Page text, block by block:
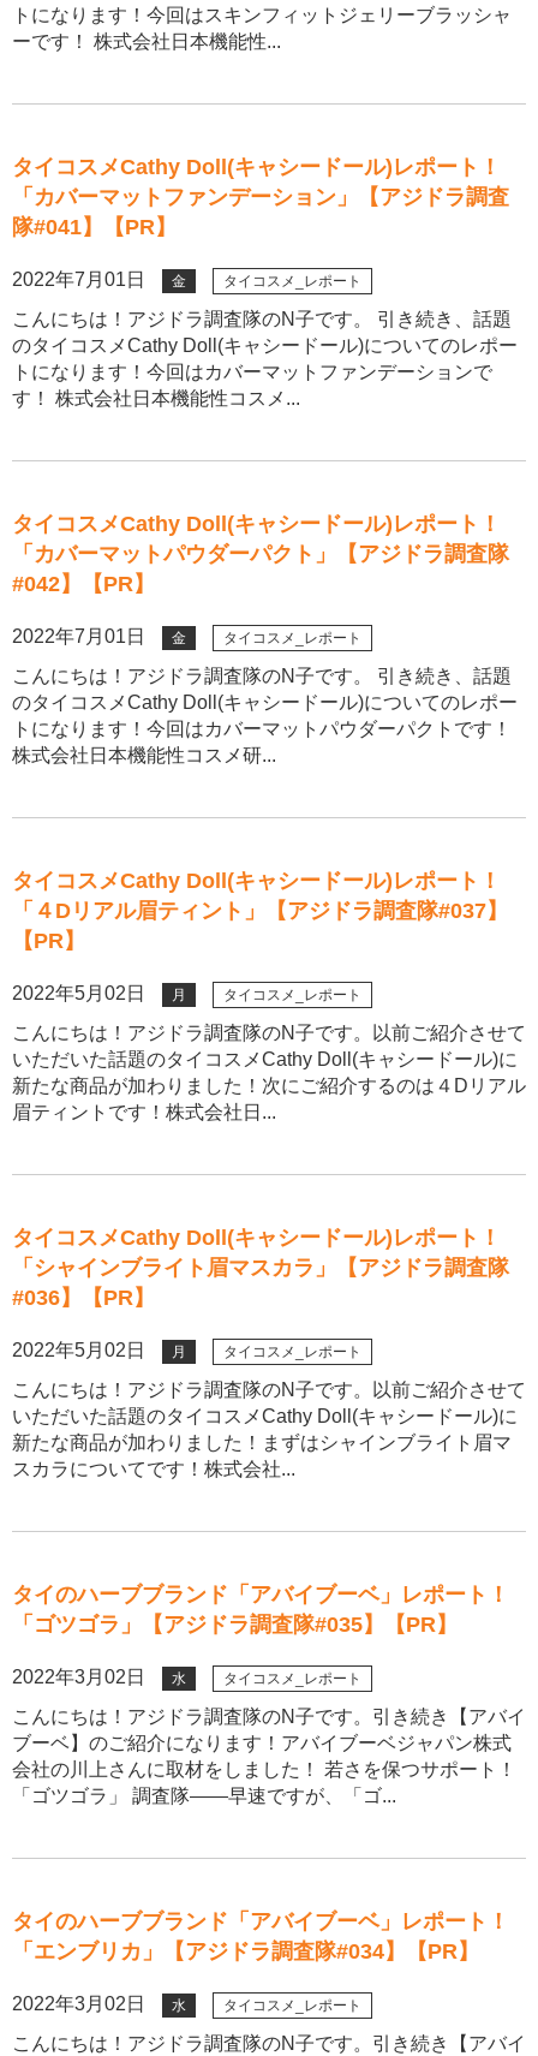
トになります！今回はスキンフィットジェリーブラッシャ
ーです！ 株式会社日本機能性...
タイコスメCathy Doll(キャシードール)レポート！
「カバーマットファンデーション」【アジドラ調査
隊#041】【PR】
2022年7月01日 金 タイコスメ_レポート
こんにちは！アジドラ調査隊のN子です。 引き続き、話題
のタイコスメCathy Doll(キャシードール)についてのレポー
トになります！今回はカバーマットファンデーションで
す！ 株式会社日本機能性コスメ...
タイコスメCathy Doll(キャシードール)レポート！
「カバーマットパウダーパクト」【アジドラ調査隊
#042】【PR】
2022年7月01日 金 タイコスメ_レポート
こんにちは！アジドラ調査隊のN子です。 引き続き、話題
のタイコスメCathy Doll(キャシードール)についてのレポー
トになります！今回はカバーマットパウダーパクトです！
株式会社日本機能性コスメ研...
タイコスメCathy Doll(キャシードール)レポート！
「４Dリアル眉ティント」【アジドラ調査隊#037】
【PR】
2022年5月02日 月 タイコスメ_レポート
こんにちは！アジドラ調査隊のN子です。以前ご紹介させて
いただいた話題のタイコスメCathy Doll(キャシードール)に
新たな商品が加わりました！次にご紹介するのは４Dリアル
眉ティントです！株式会社日...
タイコスメCathy Doll(キャシードール)レポート！
「シャインブライト眉マスカラ」【アジドラ調査隊
#036】【PR】
2022年5月02日 月 タイコスメ_レポート
こんにちは！アジドラ調査隊のN子です。以前ご紹介させて
いただいた話題のタイコスメCathy Doll(キャシードール)に
新たな商品が加わりました！まずはシャインブライト眉マ
スカラについてです！株式会社...
タイのハーブブランド「アバイブーベ」レポート！
「ゴツゴラ」【アジドラ調査隊#035】【PR】
2022年3月02日 水 タイコスメ_レポート
こんにちは！アジドラ調査隊のN子です。引き続き【アバイ
ブーベ】のご紹介になります！アバイブーベジャパン株式
会社の川上さんに取材をしました！ 若さを保つサポート！
「ゴツゴラ」 調査隊――早速ですが、「ゴ...
タイのハーブブランド「アバイブーベ」レポート！
「エンブリカ」【アジドラ調査隊#034】【PR】
2022年3月02日 水 タイコスメ_レポート
こんにちは！アジドラ調査隊のN子です。引き続き【アバイ